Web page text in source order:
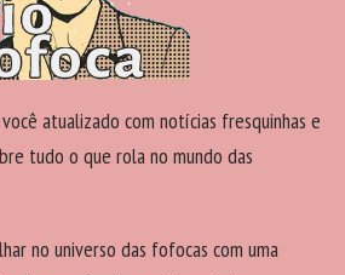
atualizado com notícias fresquinhas e
tudo o que rola no mundo das
no universo das fofocas com uma